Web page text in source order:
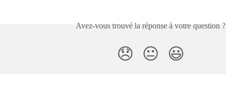
Avez-vous trouvé la réponse à votre question ?
😞 😐 😃